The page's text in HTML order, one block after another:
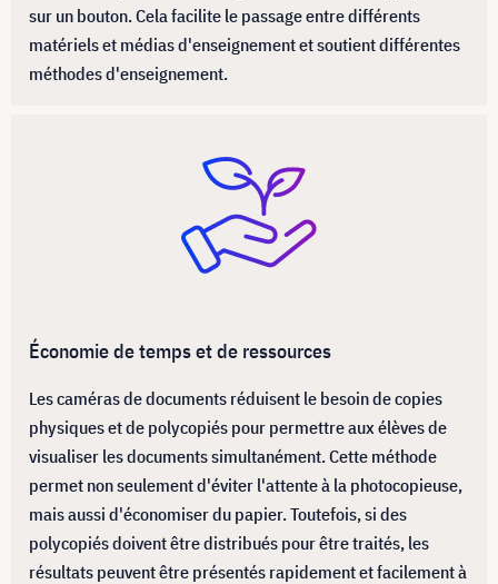
sur un bouton. Cela facilite le passage entre différents
matériels et médias d'enseignement et soutient différentes
méthodes d'enseignement.
Économie de temps et de ressources
Les caméras de documents réduisent le besoin de copies
physiques et de polycopiés pour permettre aux élèves de
visualiser les documents simultanément. Cette méthode
permet non seulement d'éviter l'attente à la photocopieuse,
mais aussi d'économiser du papier. Toutefois, si des
polycopiés doivent être distribués pour être traités, les
résultats peuvent être présentés rapidement et facilement à